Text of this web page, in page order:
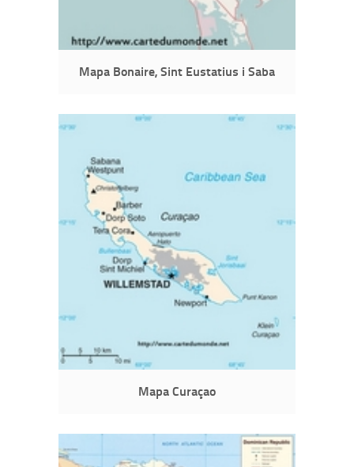
Mapa Bonaire, Sint Eustatius i Saba
Mapa Curaçao